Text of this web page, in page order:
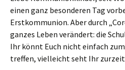
einen ganz besonderen Tag
Erstkommunion. Aber durch
ganzes Leben verändert: die
Ihr könnt Euch nicht einfach
treffen, vielleicht seht Ihr zurzeit